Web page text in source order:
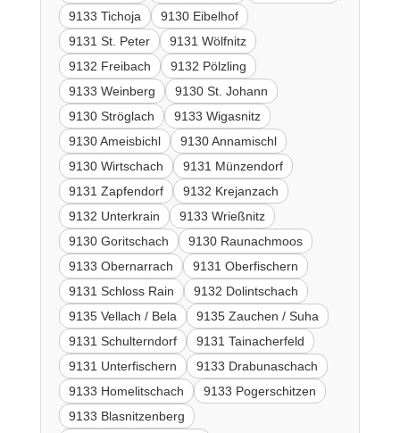
9133 Tichoja
9130 Eibelhof
9131 St. Peter
9131 Wölfnitz
9132 Freibach
9132 Pölzling
9133 Weinberg
9130 St. Johann
9130 Ströglach
9133 Wigasnitz
9130 Ameisbichl
9130 Annamischl
9130 Wirtschach
9131 Münzendorf
9131 Zapfendorf
9132 Krejanzach
9132 Unterkrain
9133 Wrießnitz
9130 Goritschach
9130 Raunachmoos
9133 Obernarrach
9131 Oberfischern
9131 Schloss Rain
9132 Dolintschach
9135 Vellach / Bela
9135 Zauchen / Suha
9131 Schulterndorf
9131 Tainacherfeld
9131 Unterfischern
9133 Drabunaschach
9133 Homelitschach
9133 Pogerschitzen
9133 Blasnitzenberg